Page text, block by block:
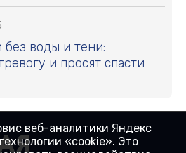
воды и тени:
и просят спасти
веб-аналитики Яндекс
«cookie». Это